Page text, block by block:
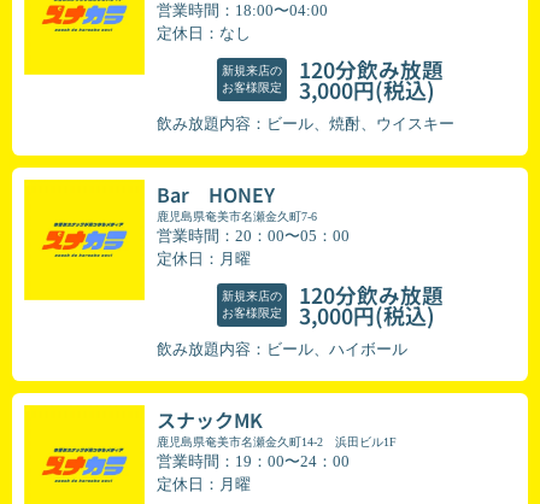
営業時間：18:00〜04:00
定休日：なし
新規来店の
お客様限定
120分飲み放題
3,000円(税込)
飲み放題内容：ビール、焼酎、ウイスキー
Bar HONEY
鹿児島県奄美市名瀬金久町7-6
営業時間：20：00〜05：00
定休日：月曜
新規来店の
お客様限定
120分飲み放題
3,000円(税込)
飲み放題内容：ビール、ハイボール
スナックMK
鹿児島県奄美市名瀬金久町14-2 浜田ビル1F
営業時間：19：00〜24：00
定休日：月曜